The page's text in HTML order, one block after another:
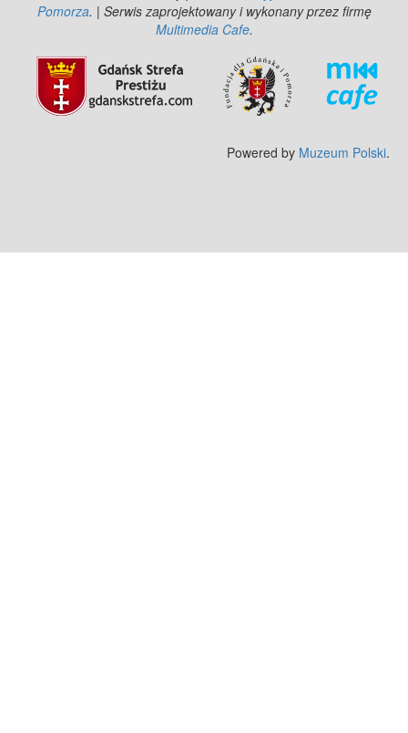
Pomorza. | Serwis zaprojektowany i wykonany przez firmę
Multimedia Cafe.
Powered by Muzeum Polski.